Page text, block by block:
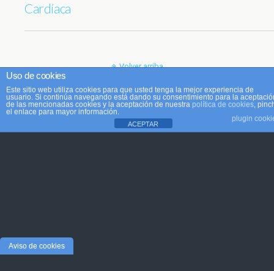
Cardíaca
Volver arriba
Móvil Escritorio
Uso de cookies
Este sitio web utiliza cookies para que usted tenga la mejor experiencia de
usuario. Si continúa navegando está dando su consentimiento para la
de las mencionadas cookies y la aceptación de nuestra política de cookies,
el enlace para mayor información.
plugin
ACEPTAR
Aviso de cookies